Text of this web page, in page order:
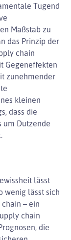
Tugend
Maßstab zu
das Prinzip der
chain
Gegeneffekten
zunehmender
kleinen
dass die
um Dutzende
lässt
wenig lässt sich
– ein
chain
die